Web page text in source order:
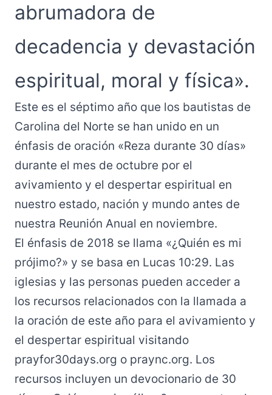
abrumadora de
decadencia y devastación
espiritual, moral y física».
Este es el séptimo año que los bautistas de
Carolina del Norte se han unido en un
énfasis de oración «Reza durante 30 días»
durante el mes de octubre por el
avivamiento y el despertar espiritual en
nuestro estado, nación y mundo antes de
nuestra Reunión Anual en noviembre.
El énfasis de 2018 se llama «¿Quién es mi
prójimo?» y se basa en Lucas 10:29. Las
iglesias y las personas pueden acceder a
los recursos relacionados con la llamada a
la oración de este año para el avivamiento y
el despertar espiritual visitando
prayfor30days.org o praync.org. Los
recursos incluyen un devocionario de 30